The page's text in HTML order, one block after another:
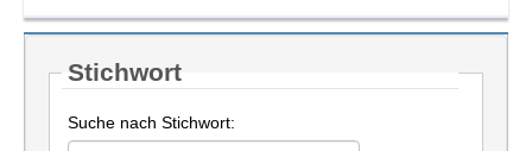
Stichwort
Suche nach Stichwort: